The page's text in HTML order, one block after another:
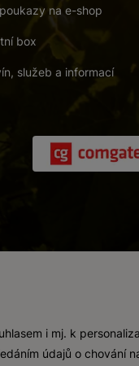
na e-shop
box
služeb a informací
nápojů
Vytvořil webProgress
i mj. k
údajů o chování